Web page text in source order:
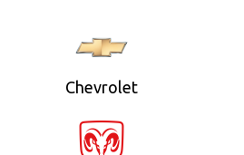
Chevrolet